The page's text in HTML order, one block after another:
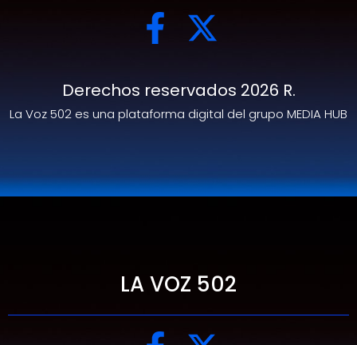
Derechos reservados 2026 R.
La Voz 502 es una plataforma digital del grupo MEDIA HUB
LA VOZ 502